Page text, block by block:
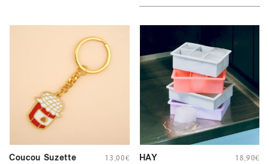
Coucou Suzette 13,00€ HAY 18,90€